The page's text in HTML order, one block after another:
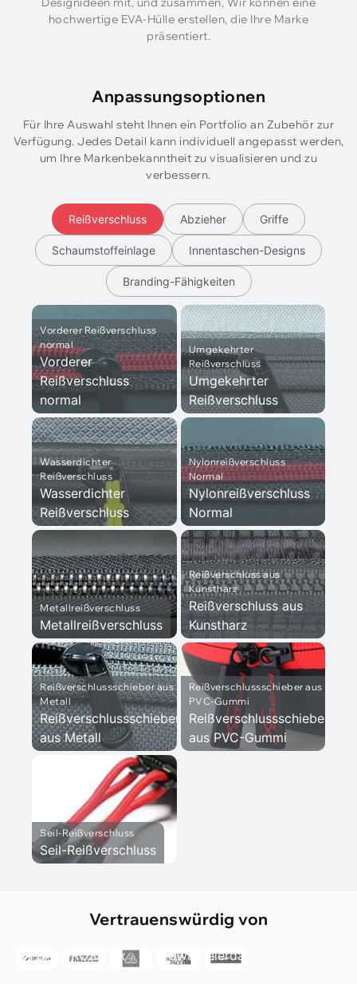
hochwertige EVA-Hülle erstellen, die Ihre Marke
präsentiert.
Anpassungsoptionen
Für Ihre Auswahl steht Ihnen ein Portfolio an Zubehör zur
Verfügung. Jedes Detail kann individuell angepasst werden,
um Ihre Markenbekanntheit zu visualisieren und zu
verbessern.
Reißverschluss Abzieher Griffe
Schaumstoffeinlage Innentaschen-Designs
Branding-Fähigkeiten
Vorderer Reißverschluss
normal
Vorderer
Reißverschluss
normal
Umgekehrter
Reißverschluss
Umgekehrter
Reißverschluss
Wasserdichter
Reißverschluss
Wasserdichter
Reißverschluss
Nylonreißverschluss
Normal
Nylonreißverschluss
Normal
Metallreißverschluss
Metallreißverschluss
Reißverschluss aus
Kunstharz
Reißverschluss aus
Kunstharz
Reißverschlussschieber aus
Metall
Reißverschlussschieber
aus Metall
Reißverschlussschieber aus
PVC-Gummi
Reißverschlussschieber
aus PVC-Gummi
Seil-Reißverschluss
Seil-Reißverschluss
Vertrauenswürdig von
OFFLAP
PROSA
Prometheus
Prometheus
Werx
Nordwand
NordwandSpielerdaten